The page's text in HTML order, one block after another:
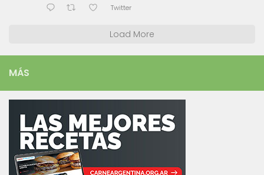
Twitter
Load More
MÁS